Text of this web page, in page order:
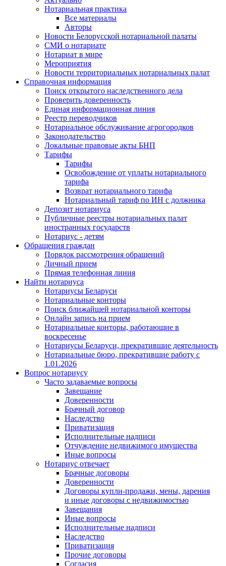
Нотариальная практика
Все материалы
Авторы
Новости Белорусской нотариальной палаты
СМИ о нотариате
Нотариат в мире
Мероприятия
Новости территориальных нотариальных палат
Справочная информация
Поиск открытого наследственного дела
Проверить доверенность
Единая информационная линия
Реестр переводчиков
Нотариальное обслуживание агрогородков
Законодательство
Локальные правовые акты БНП
Тарифы
Тарифы
Освобождение от уплаты нотариального
тарифа
Возврат нотариального тарифа
Нотариальный тариф по ИН с должника
Депозит нотариуса
Публичные реестры нотариальных палат
иностранных государств
Нотариус - детям
Обращения граждан
Порядок рассмотрения обращений
Личный прием
Прямая телефонная линия
Найти нотариуса
Нотариусы Беларуси
Нотариальные конторы
Поиск ближайшей нотариальной конторы
Онлайн запись на прием
Нотариальные конторы, работающие в
воскресенье
Нотариусы Беларуси, прекратившие деятельность
Нотариальные бюро, прекратившие работу с
1.01.2026
Вопрос нотариусу
Часто задаваемые вопросы
Завещание
Доверенности
Брачный договор
Наследство
Приватизация
Исполнительные надписи
Отчуждение недвижимого имущества
Иные вопросы
Нотариус отвечает
Брачные договоры
Доверенности
Договоры купли-продажи, мены, дарения
и иные договоры с недвижимостью
Завещания
Иные вопросы
Исполнительные надписи
Наследство
Приватизация
Прочие договоры
Согласия